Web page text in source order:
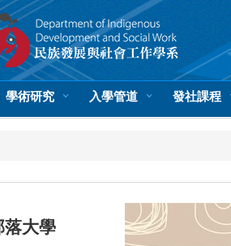
學術研究 入學管道 發社課程
落大學